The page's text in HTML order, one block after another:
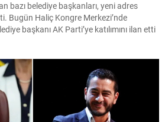
bazı belediye başkanları, yeni adres
Bugün Haliç Kongre Merkezi’nde
başkanı AK Parti’ye katılımını ilan etti
buluştu. Katılımlar ve tören detayları
geçen isimler:...